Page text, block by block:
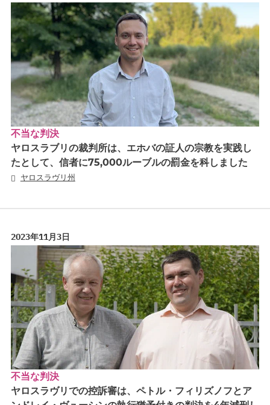
不当な判決
ヤロスラブリの裁判所は、エホバの証人の宗教を実践し
たとして、信者に75,000ルーブルの罰金を科しました
ヤロスラヴリ州
2023年11月3日
不当な判決
ヤロスラヴリでの控訴審は、ペトル・フィリズノフとア